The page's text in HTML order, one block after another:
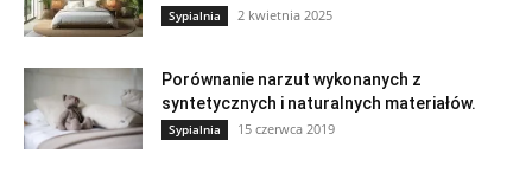
Sypialnia 2 kwietnia 2025
Porównanie narzut wykonanych z
syntetycznych i naturalnych materiałów.
Sypialnia 15 czerwca 2019